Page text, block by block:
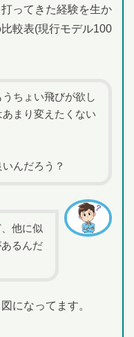
ってきた経験を生か
較表(現行モデル100
ちょい飛びが欲し
まり変えたくない
んだろう？
他に似
るんだ
になってます。